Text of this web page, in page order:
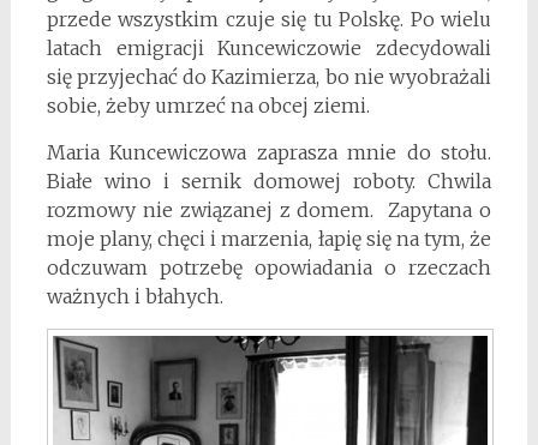
przede wszystkim czuje się tu Polskę. Po wielu
latach emigracji Kuncewiczowie zdecydowali
się przyjechać do Kazimierza, bo nie wyobrażali
sobie, żeby umrzeć na obcej ziemi.
Maria Kuncewiczowa zaprasza mnie do stołu.
Białe wino i sernik domowej roboty. Chwila
rozmowy nie związanej z domem. Zapytana o
moje plany, chęci i marzenia, łapię się na tym, że
odczuwam potrzebę opowiadania o rzeczach
ważnych i błahych.